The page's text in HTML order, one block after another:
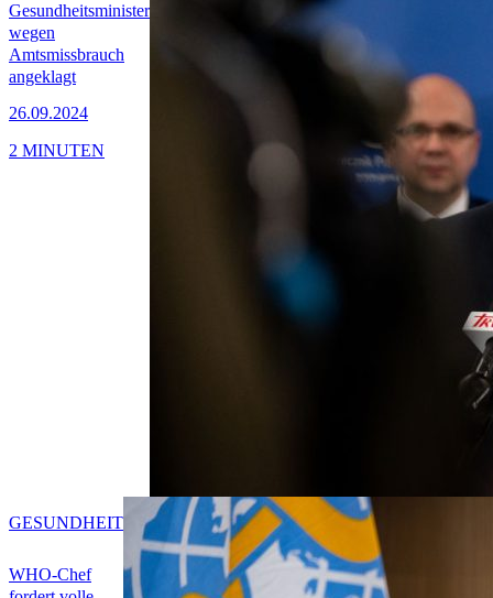
Gesundheitsminister
wegen
Amtsmissbrauch
angeklagt
26.09.2024
2 MINUTEN
WHO-Chef
GESUNDHEIT